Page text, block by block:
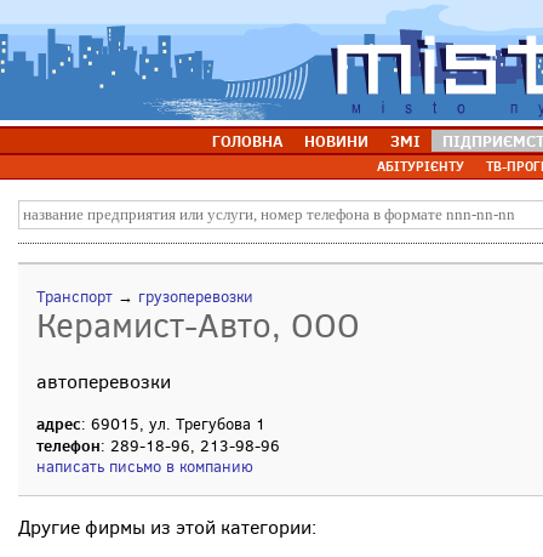
ГОЛОВНА НОВИНИ ЗМІ
АБІТУРІЄНТУ ТВ-
Транспорт → грузоперевозки
Керамист-Авто, ООО
автоперевозки
адрес: 69015, ул. Трегубова 1
телефон: 289-18-96, 213-98-96
написать письмо в компанию
Другие фирмы из этой категории: